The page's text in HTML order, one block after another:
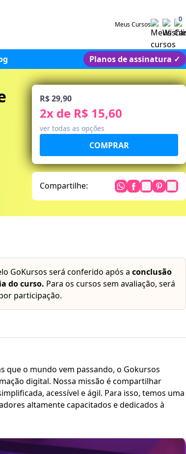
Meus Cursos
0
Planos de assinatura ✓
R$ 29,90
2x de R$ 15,60
ver todas as opções
Compartilhe:
GoKursos será conferido após a conclusão
do curso. Para os cursos sem avaliação, será
participação.
que o mundo vem passando, o Gokursos
digital. Nossa missão é compartilhar
e ágil. Para isso, temos uma
altamente capacitados e dedicados à